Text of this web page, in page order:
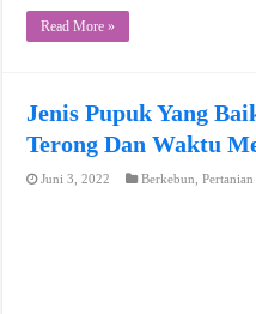
Read More »
Jenis Pupuk Yang
Terong Dan Waktu
Juni 3, 2022 Berkebun ,Pertanian